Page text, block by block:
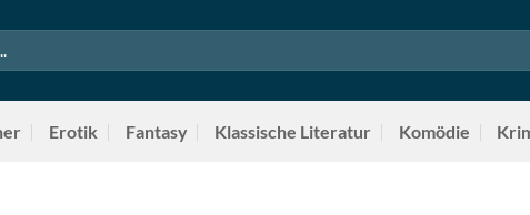
Erotik Fantasy Klassische Literatur Komödie